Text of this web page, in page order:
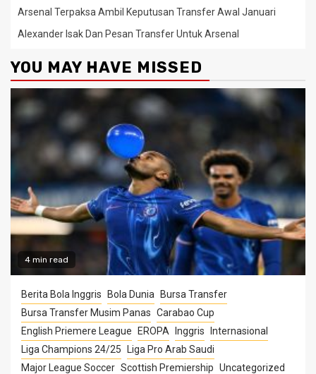
Arsenal Terpaksa Ambil Keputusan Transfer Awal Januari
Alexander Isak Dan Pesan Transfer Untuk Arsenal
YOU MAY HAVE MISSED
4 min read
Berita Bola Inggris Bola Dunia
Bursa Transfer
Bursa Transfer Musim Panas Carabao Cup
English Priemere League
EROPA Inggris
Internasional
Liga Champions 24/25
Liga Pro Arab Saudi
Major League Soccer Scottish Premiership Uncategorized